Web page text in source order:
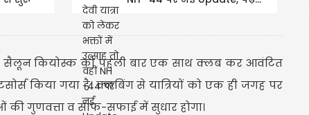
सैलून कियोस्क को पहली बार एक साथ क्लब कर आवंटित
किया गया है। क्लबिंग से यात्रियों को एक ही जगह पर
गुणवत्ता व साफ-सफाई में सुधार होगा।